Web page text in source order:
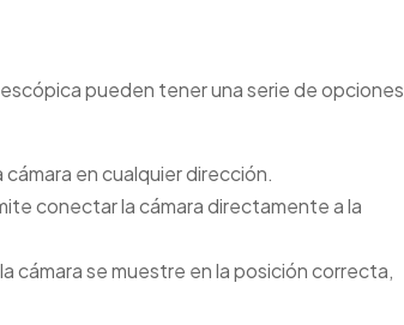
pueden tener una serie de opciones
en cualquier dirección.
conectar la cámara directamente a la
cámara se muestre en la posición correcta,